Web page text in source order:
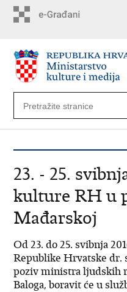
23. - 25.
kulture RH u
Mađarskoj
Od 23. do 25. svibnja
Republike Hrvatske dr.
poziv ministra ljudskih
Baloga, boravit će u